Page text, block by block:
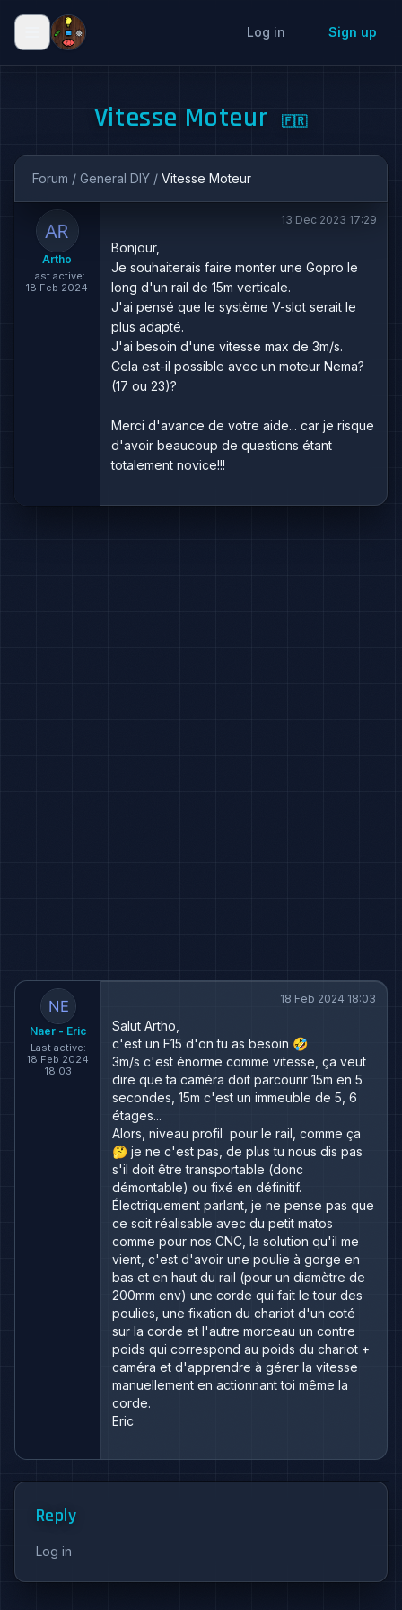
Log in Sign up
Vitesse Moteur 🇫🇷
Forum / General DIY / Vitesse Moteur
Artho
Last active:
18 Feb 2024
13 Dec 2023 17:29
Bonjour,
Je souhaiterais faire monter une Gopro le
long d'un rail de 15m verticale.
J'ai pensé que le système V-slot serait le
plus adapté.
J'ai besoin d'une vitesse max de 3m/s.
Cela est-il possible avec un moteur Nema?
(17 ou 23)?
Merci d'avance de votre aide... car je risque
d'avoir beaucoup de questions étant
totalement novice!!!
Naer - Eric
Last active:
18 Feb 2024
18:03
18 Feb 2024 18:03
Salut Artho,
c'est un F15 d'on tu as besoin 🤣
3m/s c'est énorme comme vitesse, ça veut
dire que ta caméra doit parcourir 15m en 5
secondes, 15m c'est un immeuble de 5, 6
étages...
Alors, niveau profil pour le rail, comme ça
🤔 je ne c'est pas, de plus tu nous dis pas
s'il doit être transportable (donc
démontable) ou fixé en définitif.
Électriquement parlant, je ne pense pas que
ce soit réalisable avec du petit matos
comme pour nos CNC, la solution qu'il me
vient, c'est d'avoir une poulie à gorge en
bas et en haut du rail (pour un diamètre de
200mm env) une corde qui fait le tour des
poulies, une fixation du chariot d'un coté
sur la corde et l'autre morceau un contre
poids qui correspond au poids du chariot +
caméra et d'apprendre à gérer la vitesse
manuellement en actionnant toi même la
corde.
Eric
Reply
Log in